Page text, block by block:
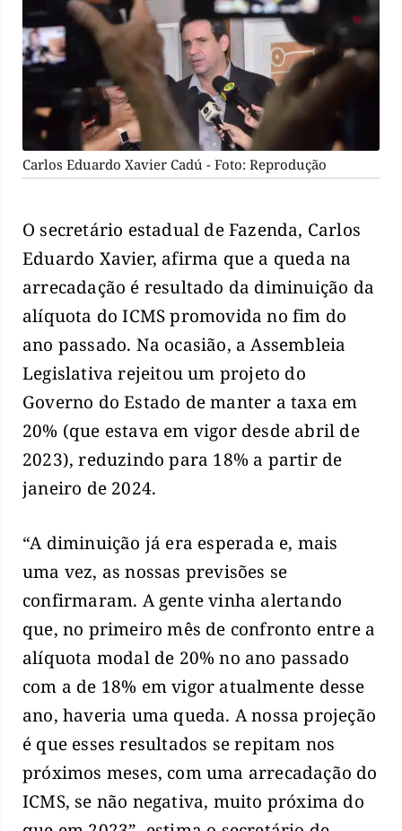
Carlos Eduardo Xavier Cadú - Foto: Reprodução
O secretário estadual de Fazenda, Carlos
Eduardo Xavier, afirma que a queda na
arrecadação é resultado da diminuição da
alíquota do ICMS promovida no fim do
ano passado. Na ocasião, a Assembleia
Legislativa rejeitou um projeto do
Governo do Estado de manter a taxa em
20% (que estava em vigor desde abril de
2023), reduzindo para 18% a partir de
janeiro de 2024.
“A diminuição já era esperada e, mais
uma vez, as nossas previsões se
confirmaram. A gente vinha alertando
que, no primeiro mês de confronto entre a
alíquota modal de 20% no ano passado
com a de 18% em vigor atualmente desse
ano, haveria uma queda. A nossa projeção
é que esses resultados se repitam nos
próximos meses, com uma arrecadação do
ICMS, se não negativa, muito próxima do